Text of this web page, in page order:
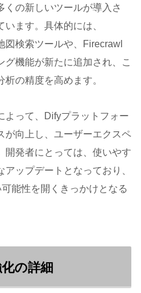
くの新しいツールが導入さ
ます。具体的には、
図検索ツールや、Firecrawl
グ機能が新たに追加され、こ
の精度を高めます。
よって、Difyプラットフォー
が向上し、ユーザーエクスペ
開発者にとっては、使いやす
ップデートとなっており、
能性を開くきっかけとなる
の詳細